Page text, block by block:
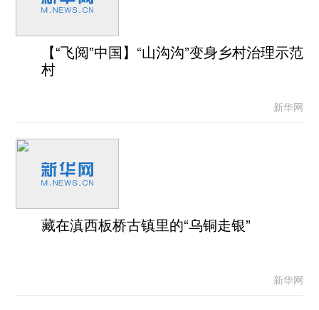
【“飞阅”中国】“山沟沟”变身乡村治理示范
村
新华网
藏在滇西板桥古镇里的“乌铜走银”
新华网